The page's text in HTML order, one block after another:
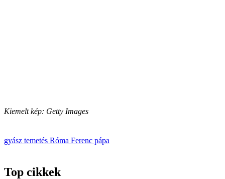
Kiemelt kép: Getty Images
gyász temetés Róma Ferenc pápa
Top cikkek